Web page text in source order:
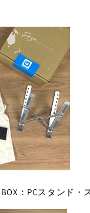
：PCスタンド・